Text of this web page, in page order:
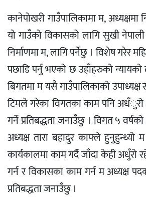
कानेपोखरी गाउँपालिकामा म, अध्यक्षमा
यो गाउँको विकासको लागि सुखी
निर्माणमा म, लागि पर्नेछु । विशेष गरेर
पछाडि पर्नु भएको छ उहाँहरुको न्यायको
बिगतमा म यसै गाउँपालिकाको उपाध्यक्ष
टिमले गरेका विगतका काम पनि अधँुरो
गर्ने प्रतिबद्धता जनाउँँछु । विगत ५
अध्यक्ष तारा बहादुर काफ्ले हुनुहुन्थ्यो
कार्यकालमा काम गर्दै जाँदा केही अधुँरो
गर्न र विकासका काम गर्न म अध्यक्ष
प्रतिबद्धता जनाउँछु ।